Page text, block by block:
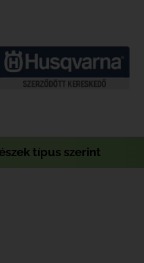
típus szerint